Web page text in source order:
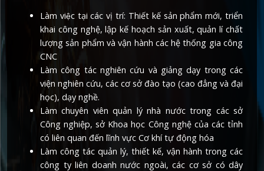
Làm việc tại các vị trí: Thiết kế sản phẩm mới, triển
khai công nghệ, lập kế hoạch sản xuất, quản lí chất
lượng sản phẩm và vận hành các hệ thống gia công
CNC
Làm công tác nghiên cứu và giảng dạy trong các
viện nghiên cứu, các cơ sở đào tạo (cao đẳng và đại
học), dạy nghề.
Làm chuyên viên quản lý nhà nước trong các sở
Công nghiệp, sở Khoa học Công nghệ của các tỉnh
có liên quan đến lĩnh vực Cơ khí tự động hóa
Làm công tác quản lý, thiết kế, vận hành trong các
công ty liên doanh nước ngoài, các cơ sở có dây